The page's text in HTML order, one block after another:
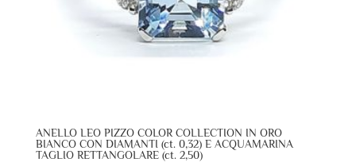
ANELLO LEO PIZZO COLOR COLLECTION IN ORO
BIANCO CON DIAMANTI (ct. 0,32) E ACQUAMARINA
TAGLIO RETTANGOLARE (ct. 2,50)